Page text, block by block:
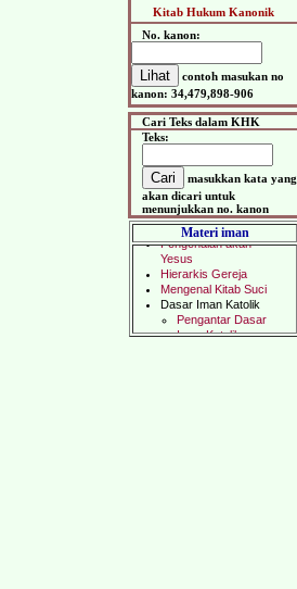
Kitab Hukum Kanonik
No. kanon:
contoh masukan no
kanon: 34,479,898-906
Cari Teks dalam KHK
Teks:
masukkan kata yang
akan dicari untuk
menunjukkan no. kanon
Materi iman